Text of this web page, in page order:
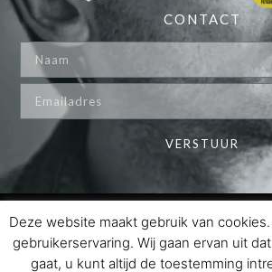
CONTACT
VERSTUUR
© 2024 MARKX
PRIVACY POLICY
Deze website maakt gebruik van
gebruikerservaring. Wij gaan ervan uit
gaat, u kunt altijd de toestemming